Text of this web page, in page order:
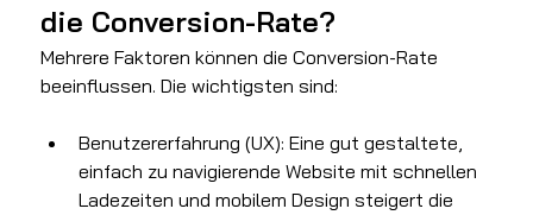
die Conversion-Rate?
Mehrere Faktoren können die Conversion-Rate
beeinflussen. Die wichtigsten sind:
Benutzererfahrung (UX): Eine gut gestaltete,
einfach zu navigierende Website mit schnellen
Ladezeiten und mobilem Design steigert die